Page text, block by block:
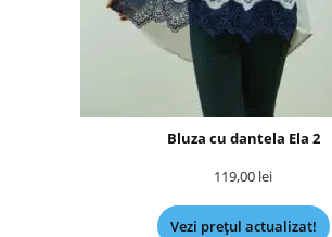
Bluza cu dantela Ela 2
119,00 lei
Vezi prețul actualizat!